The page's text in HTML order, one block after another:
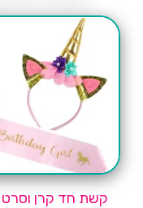
קשת חד קרן וסרט